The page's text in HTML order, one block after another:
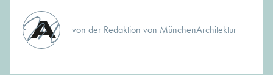
von der Redaktion von MünchenArchitektur